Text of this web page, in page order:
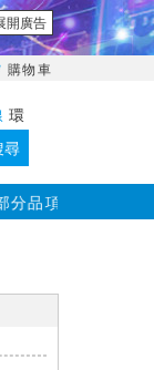
開廣告
購物車
環
尋
不適用，滿2千